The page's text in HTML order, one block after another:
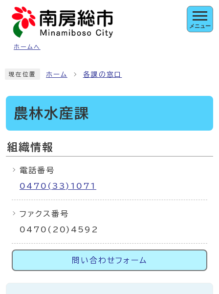
ページの先頭です
ホームへ
メニュー
現在位置 ホーム 各課の窓口
農林水産課
組織情報
電話番号
0470(33)1071
ファクス番号
0470(20)4592
問い合わせフォーム